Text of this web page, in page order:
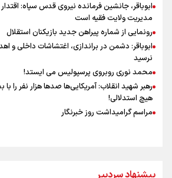
ابوباقر، جانشین فرمانده نیروی قدس سپاه:
مدیریت ولایت فقیه است
رونمایی از شماره پیراهن جدید بازیکنان استقلال
ابوباقر: دشمن در براندازی، اغتشاشات داخلی و
نرسید
محمد نوری روبروی پرسپولیس می ایستد!
رهبر شهید انقلاب: آمریکایی‌ها صدها هزار نفر را
هیچ استدلالی!
مراسم گرامیداشت روز خبرنگار
علی‌نژاد در مراسم انجمن ورزشی نویسان در روز